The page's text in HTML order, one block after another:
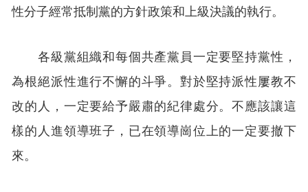
性分子經常抵制黨的方針政策和上級決議的執行。
各級黨組織和每個共產黨員一定要堅持黨性，
為根絕派性進行不懈的斗爭。對於堅持派性屢教不
改的人，一定要給予嚴肅的紀律處分。不應該讓這
樣的人進領導班子，已在領導崗位上的一定要撤下
來。